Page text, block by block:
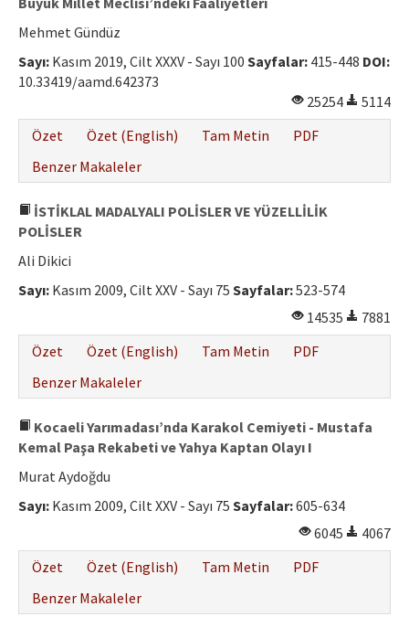
Mehmet Gündüz
Sayı: Kasım 2019, Cilt XXXV - Sayı 100 Sayfalar: 415-448 DOI:
10.33419/aamd.642373
25254
5114
Özet
Özet (English) Tam Metin
PDF
Benzer Makaleler
İSTİKLAL MADALYALI POLİSLER VE YÜZELLİLİK
POLİSLER
Ali Dikici
Sayı: Kasım 2009, Cilt XXV - Sayı 75 Sayfalar:523-574
14535
7881
Özet
Özet (English) Tam Metin
PDF
Benzer Makaleler
Kocaeli Yarımadası’nda Karakol Cemiyeti - Mustafa
Kemal Paşa Rekabeti ve Yahya Kaptan Olayı I
Murat Aydoğdu
Sayı: Kasım 2009, Cilt XXV - Sayı 75 Sayfalar:605-634
6045
4067
Özet
Özet (English) Tam Metin
PDF
Benzer Makaleler